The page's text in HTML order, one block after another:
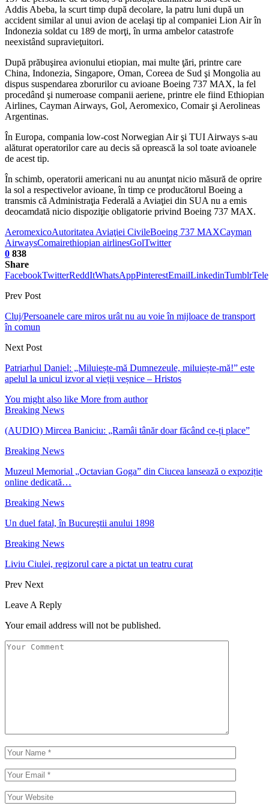
Addis Abeba, la scurt timp după decolare, la patru luni după un
accident similar al unui avion de acelaşi tip al companiei Lion Air în
Indonezia soldat cu 189 de morţi, în urma ambelor catastrofe
neexistând supravieţuitori.
După prăbuşirea avionului etiopian, mai multe ţări, printre care
China, Indonezia, Singapore, Oman, Coreea de Sud şi Mongolia au
dispus suspendarea zborurilor cu avioane Boeing 737 MAX, la fel
procedând şi numeroase companii aeriene, printre ele fiind Ethiopian
Airlines, Cayman Airways, Gol, Aeromexico, Comair şi Aerolineas
Argentinas.
În Europa, compania low-cost Norwegian Air şi TUI Airways s-au
alăturat operatorilor care au decis să oprească la sol toate avioanele
de acest tip.
În schimb, operatorii americani nu au anunţat nicio măsură de oprire
la sol a respectivelor avioane, în timp ce producătorul Boeing a
transmis că Administraţia Federală a Aviaţiei din SUA nu a emis
deocamdată nicio dispoziţie obligatorie privind Boeing 737 MAX.
AeromexicoAutoritatea Aviaţiei CivileBoeing 737 MAXCayman
AirwaysComairethiopian airlinesGolTwitter
0 838
Share
FacebookTwitterReddItWhatsAppPinterestEmailLinkedinTumblr
Prev Post
Cluj/Persoanele care miros urât nu au voie în mijloace de transport
în comun
Next Post
Patriarhul Daniel: „Miluiește-mă Dumnezeule, miluiește-mă!” este
apelul la unicul izvor al vieții veșnice – Hristos
You might also like More from author
Breaking News
(AUDIO) Mircea Baniciu: „Ramâi tânăr doar făcând ce-ți place”
Breaking News
Muzeul Memorial „Octavian Goga” din Ciucea lansează o expoziție
online dedicată…
Breaking News
Un duel fatal, în Bucureştii anului 1898
Breaking News
Liviu Ciulei, regizorul care a pictat un teatru curat
Prev Next
Leave A Reply
Your email address will not be published.